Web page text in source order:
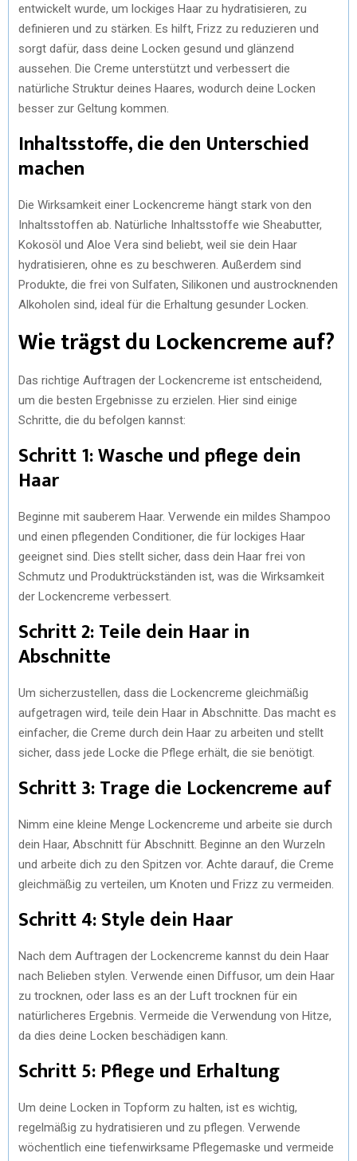
entwickelt wurde, um lockiges Haar zu hydratisieren, zu
definieren und zu stärken. Es hilft, Frizz zu reduzieren und
sorgt dafür, dass deine Locken gesund und glänzend
aussehen. Die Creme unterstützt und verbessert die
natürliche Struktur deines Haares, wodurch deine Locken
besser zur Geltung kommen.
Inhaltsstoffe, die den Unterschied
machen
Die Wirksamkeit einer Lockencreme hängt stark von den
Inhaltsstoffen ab. Natürliche Inhaltsstoffe wie Sheabutter,
Kokosöl und Aloe Vera sind beliebt, weil sie dein Haar
hydratisieren, ohne es zu beschweren. Außerdem sind
Produkte, die frei von Sulfaten, Silikonen und austrocknenden
Alkoholen sind, ideal für die Erhaltung gesunder Locken.
Wie trägst du Lockencreme auf?
Das richtige Auftragen der Lockencreme ist entscheidend,
um die besten Ergebnisse zu erzielen. Hier sind einige
Schritte, die du befolgen kannst:
Schritt 1: Wasche und pflege dein
Haar
Beginne mit sauberem Haar. Verwende ein mildes Shampoo
und einen pflegenden Conditioner, die für lockiges Haar
geeignet sind. Dies stellt sicher, dass dein Haar frei von
Schmutz und Produktrückständen ist, was die Wirksamkeit
der Lockencreme verbessert.
Schritt 2: Teile dein Haar in
Abschnitte
Um sicherzustellen, dass die Lockencreme gleichmäßig
aufgetragen wird, teile dein Haar in Abschnitte. Das macht es
einfacher, die Creme durch dein Haar zu arbeiten und stellt
sicher, dass jede Locke die Pflege erhält, die sie benötigt.
Schritt 3: Trage die Lockencreme auf
Nimm eine kleine Menge Lockencreme und arbeite sie durch
dein Haar, Abschnitt für Abschnitt. Beginne an den Wurzeln
und arbeite dich zu den Spitzen vor. Achte darauf, die Creme
gleichmäßig zu verteilen, um Knoten und Frizz zu vermeiden.
Schritt 4: Style dein Haar
Nach dem Auftragen der Lockencreme kannst du dein Haar
nach Belieben stylen. Verwende einen Diffusor, um dein Haar
zu trocknen, oder lass es an der Luft trocknen für ein
natürlicheres Ergebnis. Vermeide die Verwendung von Hitze,
da dies deine Locken beschädigen kann.
Schritt 5: Pflege und Erhaltung
Um deine Locken in Topform zu halten, ist es wichtig,
regelmäßig zu hydratisieren und zu pflegen. Verwende
wöchentlich eine tiefenwirksame Pflegemaske und vermeide